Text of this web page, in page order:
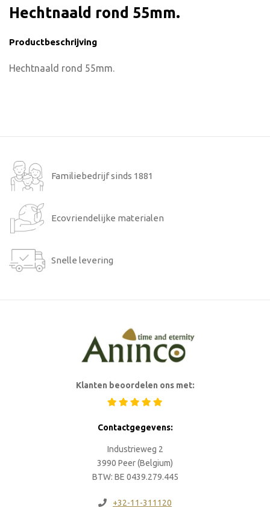
Hechtnaald rond 55mm.
Productbeschrijving
Hechtnaald rond 55mm.
Familiebedrijf sinds 1881
Ecovriendelijke materialen
Snelle levering
Klanten beoordelen ons met:
Contactgegevens:
Industrieweg 2
3990 Peer (Belgium)
BTW: BE 0439.279.445
+32-11-311120